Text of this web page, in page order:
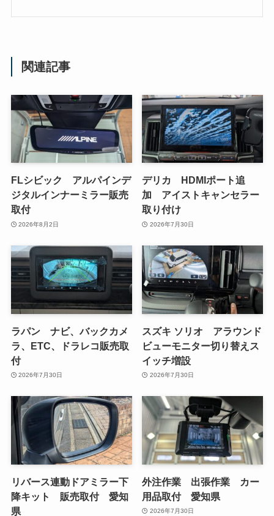
関連記事
FLシビック アルパインデ
ジタルインナーミラー販売
取付
2026年8月2日
デリカ HDMIポート追
加 アイストキャンセラー
取り付け
2026年7月30日
ラパン ナビ、バックカメ
ラ、ETC、ドラレコ販売取
付
2026年7月30日
スズキ ソリオ アラウンド
ビューモニター切り替えス
イッチ増設
2026年7月30日
リバース連動ドアミラー下
降キット 販売取付 愛知
県
外注作業 出張作業 カー
用品取付 愛知県
2026年7月30日